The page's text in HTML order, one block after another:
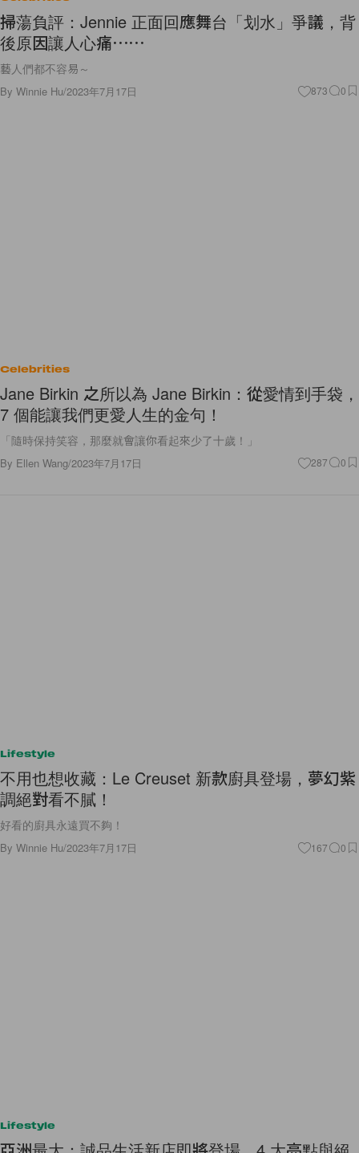
掃蕩負評：Jennie 正面回應舞台「划水」爭議，背
後原因讓人心痛⋯⋯
藝人們都不容易～
By Winnie Hu/2023年7月17日 873 0
Celebrities
Jane Birkin 之所以為 Jane Birkin：從愛情到手袋，
7 個能讓我們更愛人生的金句！
「隨時保持笑容，那麼就會讓你看起來少了十歲！」
By Ellen Wang/2023年7月17日 287 0
Lifestyle
不用也想收藏：Le Creuset 新款廚具登場，夢幻紫
調絕對看不膩！
好看的廚具永遠買不夠！
By Winnie Hu/2023年7月17日 167 0
Lifestyle